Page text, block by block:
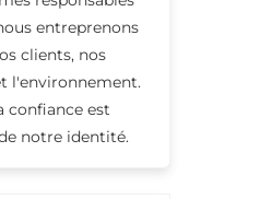
entreprenons
clients, nos
l'environnement.
confiance est
de notre identité.